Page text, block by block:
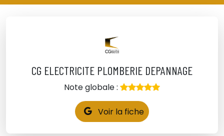
CG ELECTRICITE PLOMBERIE DEPANNAGE
Note globale :
Voir la fiche